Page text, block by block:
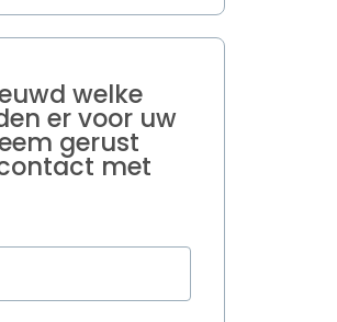
welke
er voor uw
gerust
met